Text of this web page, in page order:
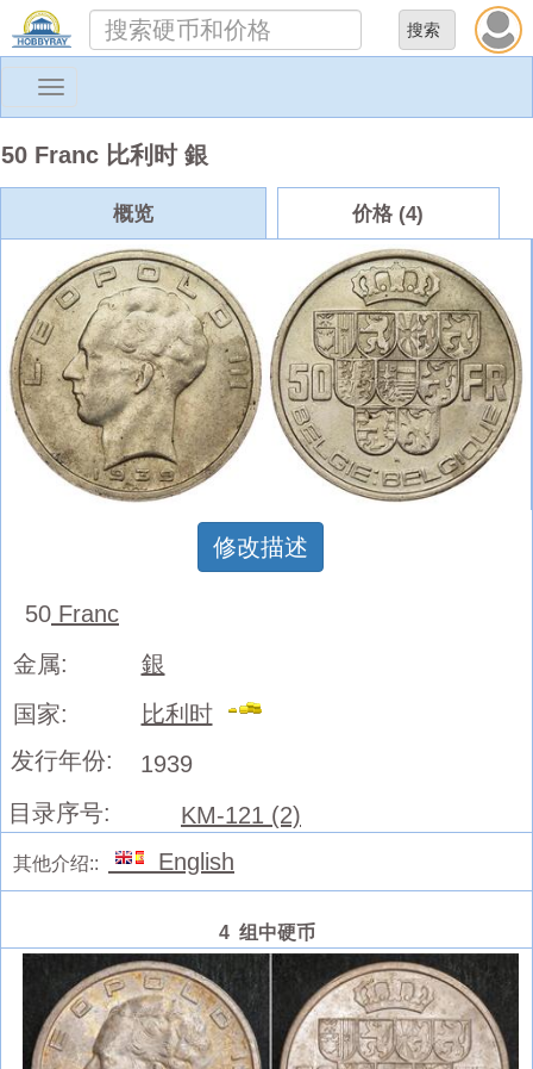
Toggle
50 Franc 比利时 銀
概览 价格 (4)
修改描述
50 Franc
金属:
銀
国家:
比利时
发行年份:
1939
目录序号:
KM-121 (2)
其他介绍:: English
4 组中硬币